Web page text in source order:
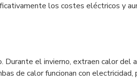
los costes eléctricos y
el invierno, extraen calor
de calor funcionan con